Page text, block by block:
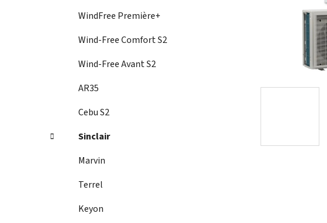
WindFree Première+
Wind-Free Comfort S2
Wind-Free Avant S2
AR35
Cebu S2
Sinclair
Marvin
Terrel
Keyon